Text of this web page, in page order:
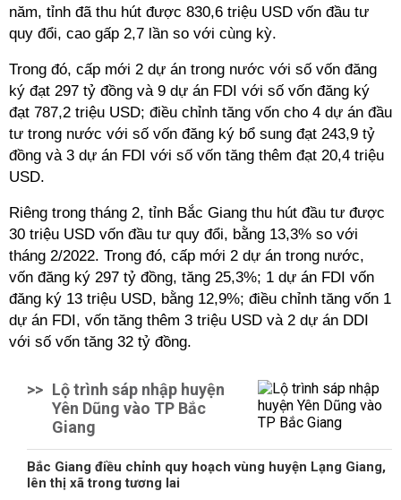
năm, tỉnh đã thu hút được 830,6 triệu USD vốn đầu tư
quy đổi, cao gấp 2,7 lần so với cùng kỳ.
Trong đó, cấp mới 2 dự án trong nước với số vốn đăng
ký đạt 297 tỷ đồng và 9 dự án FDI với số vốn đăng ký
đạt 787,2 triệu USD; điều chỉnh tăng vốn cho 4 dự án đầu
tư trong nước với số vốn đăng ký bổ sung đạt 243,9 tỷ
đồng và 3 dự án FDI với số vốn tăng thêm đạt 20,4 triệu
USD.
Riêng trong tháng 2, tỉnh Bắc Giang thu hút đầu tư được
30 triệu USD vốn đầu tư quy đổi, bằng 13,3% so với
tháng 2/2022. Trong đó, cấp mới 2 dự án trong nước,
vốn đăng ký 297 tỷ đồng, tăng 25,3%; 1 dự án FDI vốn
đăng ký 13 triệu USD, bằng 12,9%; điều chỉnh tăng vốn 1
dự án FDI, vốn tăng thêm 3 triệu USD và 2 dự án DDI
với số vốn tăng 32 tỷ đồng.
>> Lộ trình sáp nhập huyện
Yên Dũng vào TP Bắc
Giang
Bắc Giang điều chỉnh quy hoạch vùng huyện Lạng Giang,
lên thị xã trong tương lai